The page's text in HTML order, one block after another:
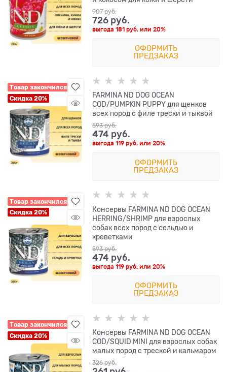
907 руб.
726 руб.
выгода181 руб. или20%
ОФОРМИТЬ
ПРЕДЗАКАЗ
Товар закончился
Скидка 20%
FARMINA ND DOG OCEAN
COD/PUMPKIN PUPPY для щенков
всех пород с филе трески и тыквой
593 руб.
474 руб.
выгода119 руб. или20%
ОФОРМИТЬ
ПРЕДЗАКАЗ
Товар закончился
Скидка 20%
Консервы FARMINA ND DOG OCEAN
HERRING/SHRIMP для взрослых
собак всех пород с сельдью и
креветками
593 руб.
474 руб.
выгода119 руб. или20%
ОФОРМИТЬ
ПРЕДЗАКАЗ
Товар закончился
Скидка 20%
Консервы FARMINA ND DOG OCEAN
COD/SQUID MINI для взрослых собак
малых пород с треской и кальмаром
326 руб.